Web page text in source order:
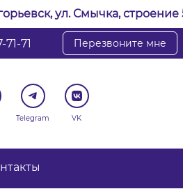
ул. Смычка, строение
71-71 Перезвоните мне
Telegram VK